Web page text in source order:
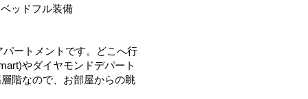
ッドフル装備
パートメントです。どこへ行
やダイヤモンドデパート
階なので、お部屋からの眺